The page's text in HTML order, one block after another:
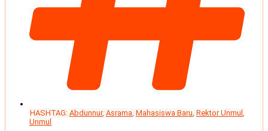
HASHTAG: Abdunnur, Asrama, Mahasiswa Baru, Rektor Unmul ,
Unmul